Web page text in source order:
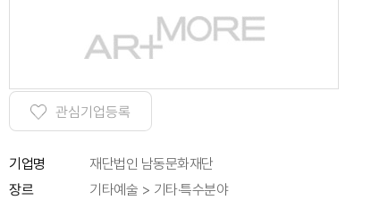
관심기업등록
기업명 재단법인 남동문화재단
장르
기타예술 > 기타·특수분야